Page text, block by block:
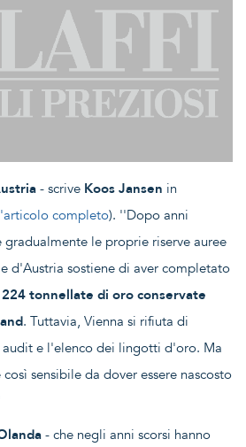
- scrive Koos Jansen in
completo). ''Dopo anni
le proprie riserve auree
d'Austria sostiene di aver completato
224 tonnellate di oro conservate
. Tuttavia, Vienna si rifiuta di
e l'elenco dei lingotti d'oro. Ma
sensibile da dover essere nascosto
- che negli anni scorsi hanno